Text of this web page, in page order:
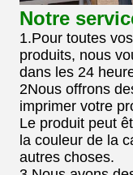
Notre
1.Pour toutes
produits, nous
dans les 24
2Nous offrons
imprimer votre
Le produit peut
la couleur de la
autres choses.